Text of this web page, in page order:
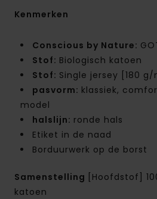
Kenmerken
Conscious by Nature:
Stof: Biologisch katoen
Stof: Single jersey [180 g/
pasvorm: klassiek,
model
halslijn: ronde hals
Etiket in de naad
Borduurwerk op de borst
Samenstelling
[Hoofdstof]
katoen